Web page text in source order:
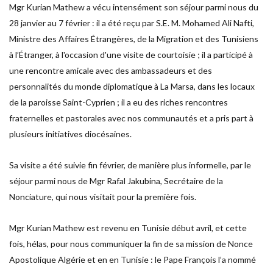
Mgr Kurian Mathew a vécu intensément son séjour parmi nous du
28 janvier au 7 février : il a été reçu par S.E. M. Mohamed Ali Nafti,
Ministre des Affaires Étrangères, de la Migration et des Tunisiens
à l’Étranger, à l'occasion d'une visite de courtoisie ; il a participé à
une rencontre amicale avec des ambassadeurs et des
personnalités du monde diplomatique à La Marsa, dans les locaux
de la paroisse Saint-Cyprien ; il a eu des riches rencontres
fraternelles et pastorales avec nos communautés et a pris part à
plusieurs initiatives diocésaines.
Sa visite a été suivie fin février, de manière plus informelle, par le
séjour parmi nous de Mgr Rafal Jakubina, Secrétaire de la
Nonciature, qui nous visitait pour la première fois.
Mgr Kurian Mathew est revenu en Tunisie début avril, et cette
fois, hélas, pour nous communiquer la fin de sa mission de Nonce
Apostolique Algérie et en en Tunisie : le Pape François l’a nommé